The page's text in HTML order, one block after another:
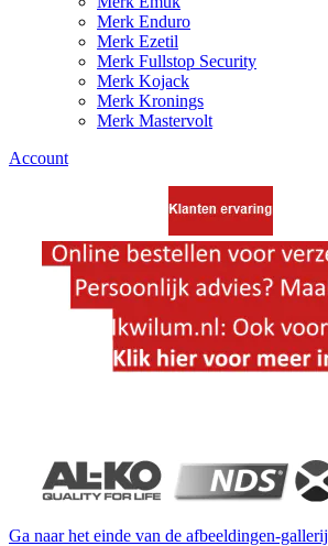
Merk Enduro
Merk Ezetil
Merk Fullstop Security
Merk Kojack
Merk Kronings
Merk Mastervolt
Account
Ga naar het einde van de afbeeldingen-gallerij